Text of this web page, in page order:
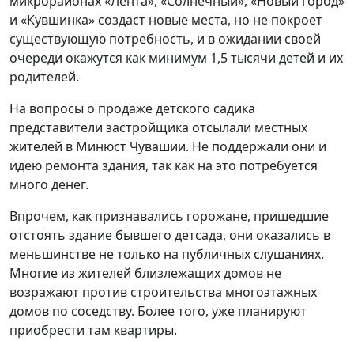
и «Кувшинка» создаст новые места, но не покроет
существующую потребность, и в ожидании своей
очереди окажутся как минимум 1,5 тысячи детей и их
родителей.
На вопросы о продаже детского садика
представители застройщика отсылали местных
жителей в Минюст Чувашии. Не поддержали они и
идею ремонта здания, так как на это потребуется
много денег.
Впрочем, как признавались горожане, пришедшие
отстоять здание бывшего детсада, они оказались в
меньшинстве не только на публичных слушаниях.
Многие из жителей близлежащих домов не
возражают против строительства многоэтажных
домов по соседству. Более того, уже планируют
приобрести там квартиры.